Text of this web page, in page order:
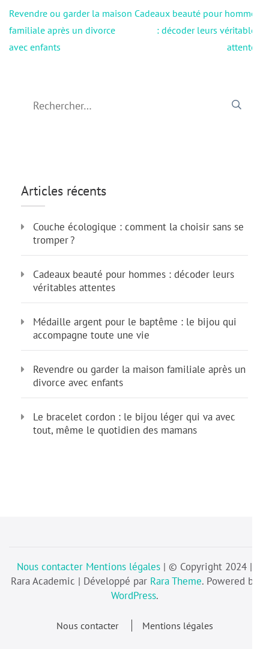
Navigation
de
l’article
Revendre ou garder la maison
familiale après un divorce
avec enfants
Cadeaux beauté pour hommes
: décoder leurs véritables
attentes
Articles récents
Couche écologique : comment la choisir sans se
tromper ?
Cadeaux beauté pour hommes : décoder leurs
véritables attentes
Médaille argent pour le baptême : le bijou qui
accompagne toute une vie
Revendre ou garder la maison familiale après un
divorce avec enfants
Le bracelet cordon : le bijou léger qui va avec
tout, même le quotidien des mamans
Nous contacter Mentions légales | © Copyright 2024 |
Rara Academic | Développé par Rara Theme. Powered by
WordPress.
Nous contacter Mentions légales